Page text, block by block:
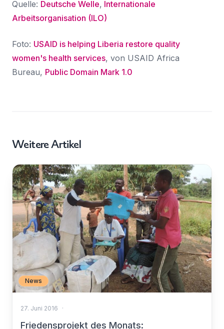
Quelle: Deutsche Welle, Internationale
Arbeitsorganisation (ILO)
Foto: USAID is helping Liberia restore quality
women's health services, von USAID Africa
Bureau, Public Domain Mark 1.0
Weitere Artikel
News
27. Juni 2016 ·
Friedensprojekt des Monats: